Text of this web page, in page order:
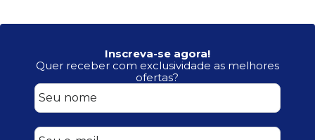
Inscreva-se agora!
Quer receber com exclusividade as melhores
ofertas?